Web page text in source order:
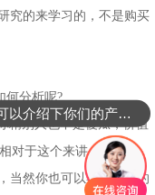
究的来学习的，不是购买
何分析呢?
精别人也不是傻瓜，价值
对于这个来讲，基本没
当然你也可以学学战国的
可以介绍下你们的产品么